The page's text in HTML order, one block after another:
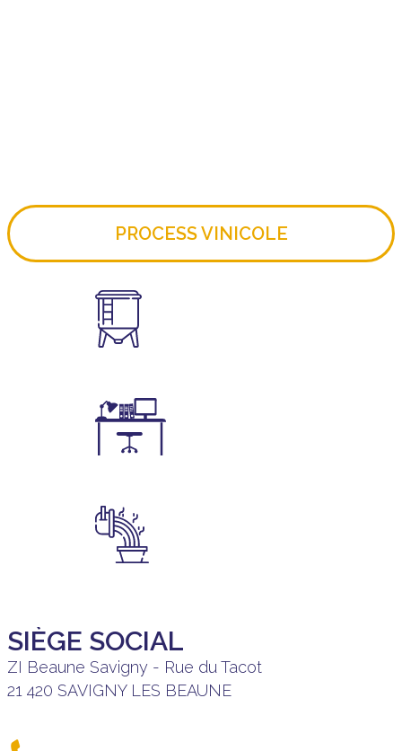
PROCESS VINICOLE
SIÈGE SOCIAL
ZI Beaune Savigny - Rue du Tacot
21 420 SAVIGNY LES BEAUNE